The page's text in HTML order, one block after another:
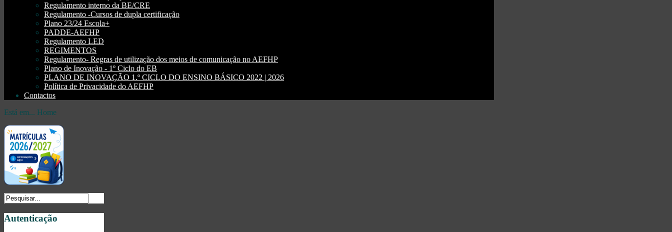
Regulamento interno da BE/CRE
Regulamento -Cursos de dupla certificação
Plano 23/24 Escola+
PADDE-AEFHP
Regulamento LED
REGIMENTOS
Regulamento- Regras de utilização dos meios de comunicação no AEFHP
Plano de Inovação - 1º Ciclo do EB
PLANO DE INOVAÇÃO 1.º CICLO DO ENSINO BÁSICO 2022 | 2026
Política de Privacidade do AEFHP
Contactos
Está em... Home
Autenticação